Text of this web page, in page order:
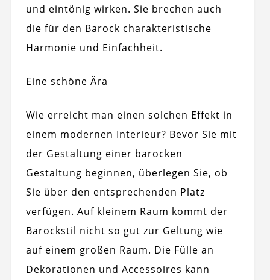
und eintönig wirken. Sie brechen auch
die für den Barock charakteristische
Harmonie und Einfachheit.
Eine schöne Ära
Wie erreicht man einen solchen Effekt in
einem modernen Interieur? Bevor Sie mit
der Gestaltung einer barocken
Gestaltung beginnen, überlegen Sie, ob
Sie über den entsprechenden Platz
verfügen. Auf kleinem Raum kommt der
Barockstil nicht so gut zur Geltung wie
auf einem großen Raum. Die Fülle an
Dekorationen und Accessoires kann